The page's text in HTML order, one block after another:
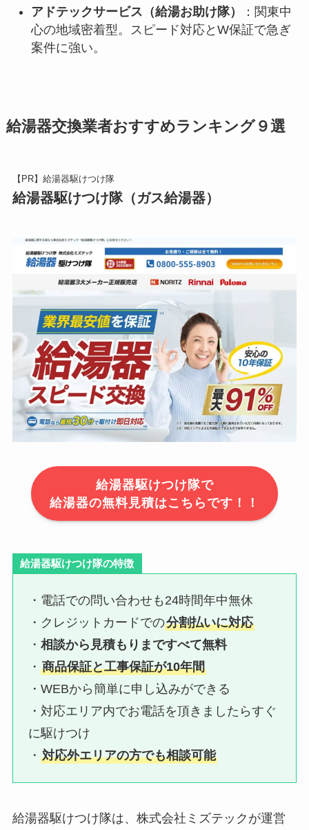
アドテックサービス（給湯お助け隊）
：関東中
心の地域密着型。スピード対応とW保証で急ぎ
案件に強い。
給湯器交換業者おすすめランキング９選
【PR】給湯器駆けつけ隊
給湯器駆けつけ隊（ガス給湯器）
給湯器駆けつけ隊で
給湯器の無料見積はこちらです！！
給湯器駆けつけ隊の特徴
・電話での問い合わせも24時間年中無休
・クレジットカードでの分割払いに対応
・相談から見積もりまですべて無料
・商品保証と工事保証が10年間
・WEBから簡単に申し込みができる
・対応エリア内でお電話を頂きましたらすぐ
に駆けつけ
・対応外エリアの方でも相談可能
給湯器駆けつけ隊は、株式会社ミズテックが運営